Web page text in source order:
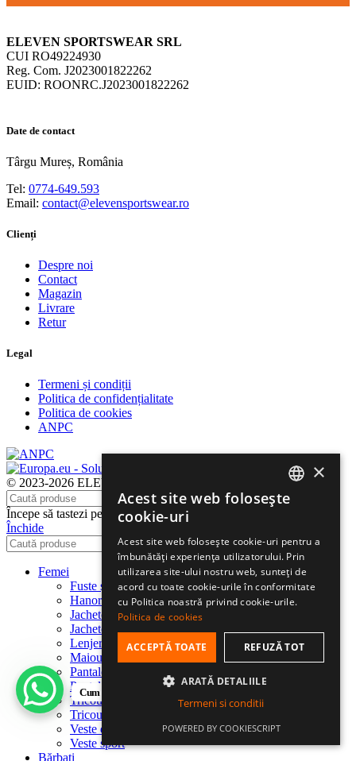
ELEVEN SPORTSWEAR SRL
CUI RO49224930
Reg. Com. J2023001822262
EUID: ROONRC.J2023001822262
Date de contact
Târgu Mureș, România
Tel: 0774-649.593
Email: contact@elevensportswear.ro
Clienți
Despre noi
Contact
Magazin
Livrare
Retur
Legal
Termeni și condiții
Politica de confidențialitate
Politica de cookies
ANPC
© 2023-2026 ELEVEN SPORTSWEAR SRL
Caută
Începe să tastezi pentru a vedea produsele pe care le cauți.
Închide
Caută
Femei
Fuste și rochii sport
Hanorace sport
Jachete de ciclism
Jachete sport
Lenjerie funcțională
Maiouri și Bustiere sport
Pantaloni de ciclism
Pantaloni sport
Tricouri de ciclism
Tricouri sport
Veste de ciclism
Veste sport
Bărbați
Cum te putem ajuta?
ROMANIAN
ENGLISH
×
Acest site web folosește
cookie-uri
Acest site web folosește cookie-uri pentru a
îmbunătăți experiența utilizatorului. Prin
utilizarea site-ului nostru web, sunteți de
acord cu toate cookie-urile în conformitate
cu Politica noastră privind cookie-urile.
Politica de cookies
ACCEPTĂ TOATE REFUZĂ TOT
ARATĂ DETALIILE
Termeni si conditii
POWERED BY COOKIESCRIPT